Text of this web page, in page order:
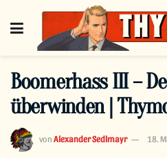
Boomerhass III –
überwinden |
von Alexander Sedlmayr 18.